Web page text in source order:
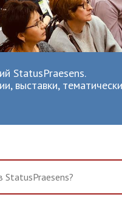
StatusPraesens.
выставки,